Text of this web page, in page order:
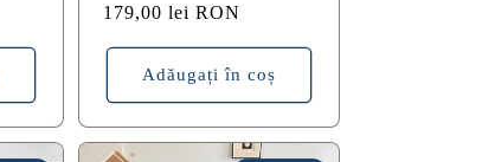
obișnuit
redus
179,00 lei RON
Adăugați în coș